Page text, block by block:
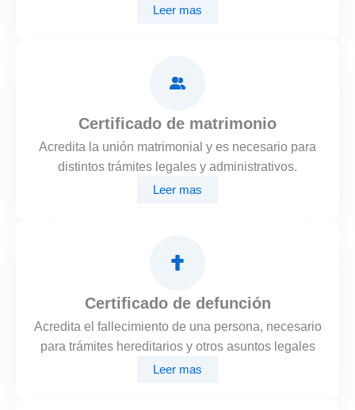
Leer mas
Certificado de matrimonio
Acredita la unión matrimonial y es necesario para
distintos trámites legales y administrativos.
Leer mas
Certificado de defunción
Acredita el fallecimiento de una persona, necesario
para trámites hereditarios y otros asuntos legales
Leer mas